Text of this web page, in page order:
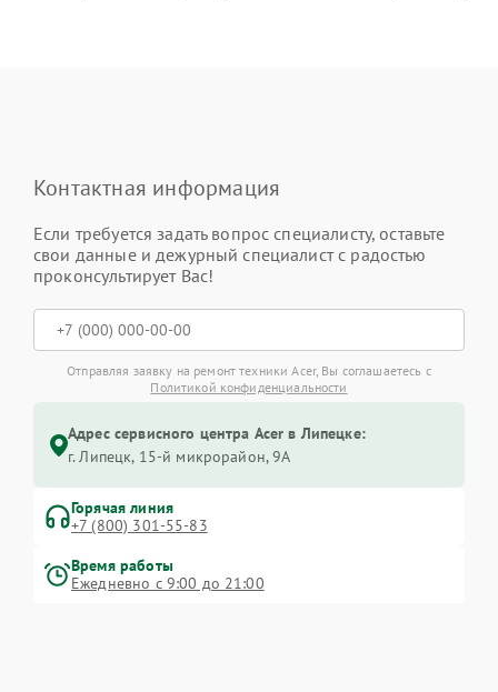
Контактная информация
Если требуется задать вопрос специалисту, оставьте
свои данные и дежурный специалист с радостью
проконсультирует Вас!
Отправляя заявку на ремонт техники Acer, Вы соглашаетесь с
Политикой конфиденциальности
Адрес сервисного центра Acer в Липецке:
г. Липецк, 15-й микрорайон, 9А
Горячая линия
+7 (800) 301-55-83
Время работы
Ежедневно с 9:00 до 21:00